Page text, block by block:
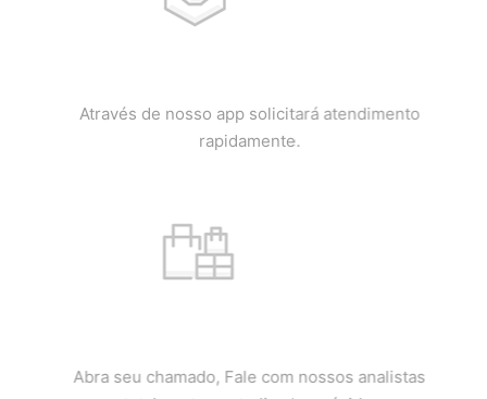
Através de nosso app solicitará atendimento
rapidamente.
Abra seu chamado, Fale com nossos analistas